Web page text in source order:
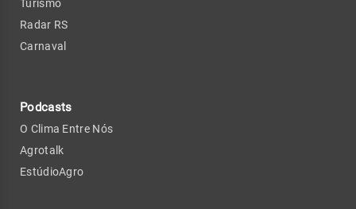
Turismo
Radar RS
Carnaval
Podcasts
O Clima Entre Nós
Agrotalk
EstúdioAgro